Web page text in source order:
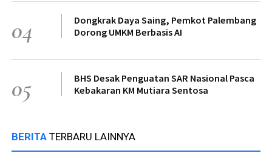
04
Dongkrak Daya Saing, Pemkot Palembang
Dorong UMKM Berbasis AI
05
BHS Desak Penguatan SAR Nasional Pasca
Kebakaran KM Mutiara Sentosa
BERITA TERBARU LAINNYA